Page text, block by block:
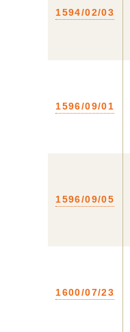
1594/02/03
1596/09/01
1596/09/05
1600/07/23